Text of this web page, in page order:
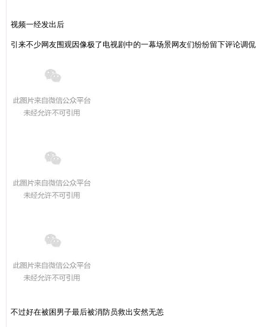
视频一经发出后
引来不少网友围观因像极了电视剧中的一幕场景网友们纷纷留下评论调侃
不过好在被困男子最后被消防员救出安然无恙